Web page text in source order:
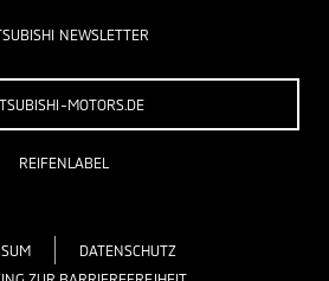
NEWSLETTER
MOTORS.DE
REIFENLABEL
DATENSCHUTZ